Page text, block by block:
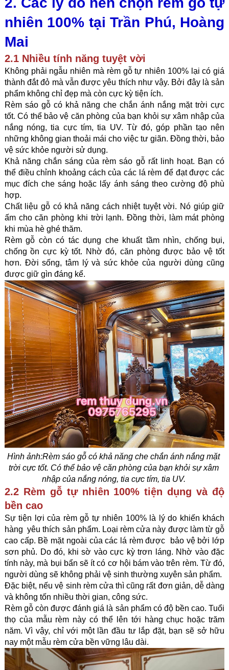
nhiên 100% tại Trần Phú, Hoàng
Mai
2.1 Nhiều tính năng tuyệt vời
Không phải ngẫu nhiên mà rèm gỗ tự nhiên 100% lại có giá
thành đắt đỏ mà vẫn được yêu thích như vậy. Bởi đây là sản
phẩm không chỉ đẹp mà còn cực kỳ tiện ích.
Rèm sáo gỗ có khả năng che chắn ánh nắng mặt trời cực
tốt. Có thể bảo vệ căn phòng của bạn khỏi sự xâm nhập của
nắng nóng, tia cực tím, tia UV. Từ đó, góp phần tạo nên
những không gian thoải mái cho việc tư giãn. Đồng thời, bảo
vệ sức khỏe người sử dụng.
Khả năng chắn sáng của rèm sáo gỗ rất linh hoạt. Bạn có
thể điều chỉnh khoảng cách của các lá rèm để đạt được các
mục đích che sáng hoặc lấy ánh sáng theo cường độ phù
hợp.
Chất liệu gỗ có khả năng cách nhiệt tuyệt vời. Nó giúp giữ
ấm cho căn phòng khi trời lạnh. Đồng thời, làm mát phòng
khi mùa hè ghé thăm.
Rèm gỗ còn có tác dụng che khuất tầm nhìn, chống bụi,
chống ồn cực kỳ tốt. Nhờ đó, căn phòng được bảo vệ tốt
hơn. Đời sống, tâm lý và sức khỏe của người dùng cũng
được giữ gìn đáng kể.
Hình ảnh:Rèm sáo gỗ có khả năng che chắn ánh nắng mặt
trời cực tốt. Có thể bảo vệ căn phòng của bạn khỏi sự xâm
nhập của nắng nóng, tia cực tím, tia UV.
2.2 Rèm gỗ tự nhiên 100% tiện dụng và độ
bền cao
Sự tiện lợi của rèm gỗ tự nhiên 100% là lý do khiến khách
hàng  yêu thích sản phẩm. Loại rèm cửa này được làm từ gỗ
cao cấp. Bề mặt ngoài của các lá rèm được  bảo vệ bởi lớp
sơn phủ. Do đó, khi sờ vào cực kỳ trơn láng. Nhờ vào đặc
tính này, mà bụi bẩn sẽ ít có cơ hội bám vào trên rèm. Từ đó,
người dùng sẽ không phải vệ sinh thường xuyên sản phẩm.
Đặc biệt, nếu vệ sinh rèm cửa thì cũng rất đơn giản, dễ dàng
và không tốn nhiều thời gian, công sức.
Rèm gỗ còn được đánh giá là sản phẩm có độ bền cao. Tuổi
thọ của mẫu rèm này có thể lên tới hàng chục hoặc trăm
năm. Vì vậy, chỉ với một lần đầu tư lắp đặt, bạn sẽ sở hữu
nay một mẫu rèm cửa bền vững lâu dài.